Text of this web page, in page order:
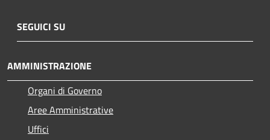
SEGUICI SU
AMMINISTRAZIONE
Organi di Governo
Aree Amministrative
Uffici